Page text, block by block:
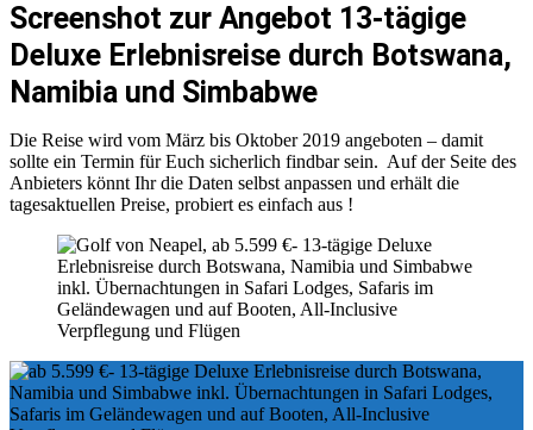
Screenshot zur Angebot 13-tägige
Deluxe Erlebnisreise durch Botswana,
Namibia und Simbabwe
Die Reise wird vom März bis Oktober 2019 angeboten – damit
sollte ein Termin für Euch sicherlich findbar sein. Auf der Seite des
Anbieters könnt Ihr die Daten selbst anpassen und erhält die
tagesaktuellen Preise, probiert es einfach aus !